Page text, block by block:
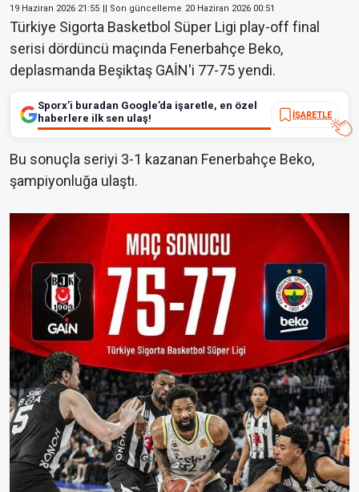
19 Haziran 2026 21:55 || Son güncelleme 20 Haziran 2026 00:51
Türkiye Sigorta Basketbol Süper Ligi play-off final
serisi dördüncü maçında Fenerbahçe Beko,
deplasmanda Beşiktaş GAİN'i 77-75 yendi.
Sporx’i buradan Google’da işaretle, en özel
haberlere ilk sen ulaş!
İŞARETLE
Bu sonuçla seriyi 3-1 kazanan Fenerbahçe Beko,
şampiyonluğa ulaştı.